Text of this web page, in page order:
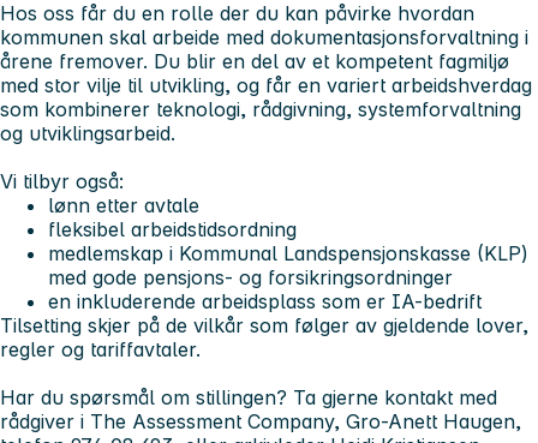
Hos oss får du en rolle der du kan påvirke hvordan
kommunen skal arbeide med dokumentasjonsforvaltning i
årene fremover. Du blir en del av et kompetent fagmiljø
med stor vilje til utvikling, og får en variert arbeidshverdag
som kombinerer teknologi, rådgivning, systemforvaltning
og utviklingsarbeid.
Vi tilbyr også:
lønn etter avtale
fleksibel arbeidstidsordning
medlemskap i Kommunal Landspensjonskasse (KLP)
med gode pensjons- og forsikringsordninger
en inkluderende arbeidsplass som er IA-bedrift
Tilsetting skjer på de vilkår som følger av gjeldende lover,
regler og tariffavtaler.
Har du spørsmål om stillingen? Ta gjerne kontakt med
rådgiver i The Assessment Company, Gro-Anett Haugen,